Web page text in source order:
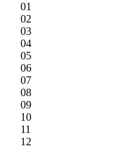
01
02
03
04
05
06
07
08
09
10
11
12